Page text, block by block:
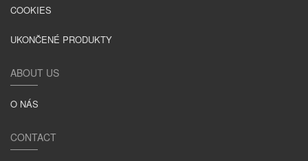
COOKIES
UKONČENÉ PRODUKTY
ABOUT US
O NÁS
CONTACT